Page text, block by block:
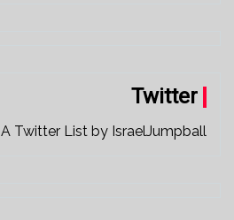
Twitter
A Twitter List by IsraelJumpball